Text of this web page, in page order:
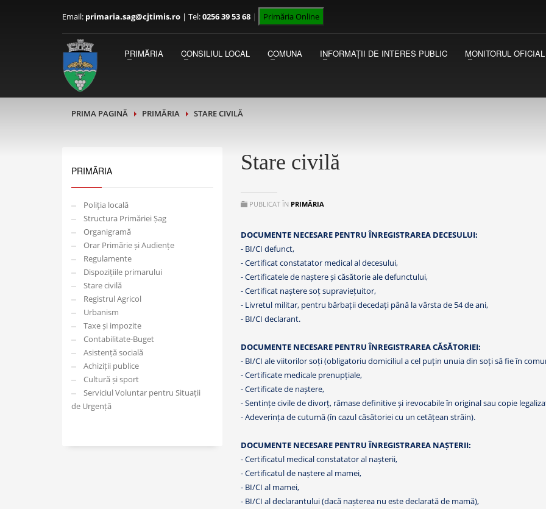
PRIMAR
Luni - Miercuri 09:00 - 13:00
Joi - Vineri 13:00 - 15:00
VICEPRIMAR
Luni - Miercuri 13:00 - 15:00
Email: primaria.sag@cjtimis.ro | Tel:0256 39 53 68 | Primăria Online
PRIMĂRIA CONSILIUL LOCAL COMUNA INFORMAȚII DE INTERES PUBLIC MONITORUL
PRIMA PAGINĂ PRIMĂRIA STARE CIVILĂ
PRIMĂRIA
Poliția locală
Structura Primăriei Șag
Organigramă
Orar Primărie și Audiențe
Regulamente
Dispozițiile primarului
Stare civilă
Registrul Agricol
Urbanism
Taxe și impozite
Contabilitate-Buget
Asistență socială
Achiziții publice
Cultură și sport
Serviciul Voluntar pentru Situații
de Urgență
Stare civilă
PUBLICAT ÎN PRIMĂRIA
DOCUMENTE NECESARE PENTRU ÎNREGISTRAREA DECESULUI:
- BI/CI defunct,
- Certificat constatator medical al decesului,
- Certificatele de naștere și căsătorie ale defunctului,
- Certificat naștere soț supraviețuitor,
- Livretul militar, pentru bărbații decedați până la vârsta de 54 de ani,
- BI/CI declarant.
DOCUMENTE NECESARE PENTRU ÎNREGISTRAREA CĂSĂTORIEI:
- BI/CI ale viitorilor soți (obligatoriu domiciliul a cel puțin unuia din soți să fie în
- Certificate medicale prenupțiale,
- Certificate de naștere,
- Sentințe civile de divorț, rămase definitive și irevocabile în original sau copie
- Adeverința de cutumă (în cazul căsătoriei cu un cetățean străin).
DOCUMENTE NECESARE PENTRU ÎNREGISTRAREA NAȘTERII:
- Certificatul medical constatator al nașterii,
- Certificatul de naștere al mamei,
- BI/CI al mamei,
- BI/CI al declarantului (dacă nașterea nu este declarată de mamă),